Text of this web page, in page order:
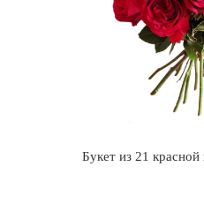
Букет из 21